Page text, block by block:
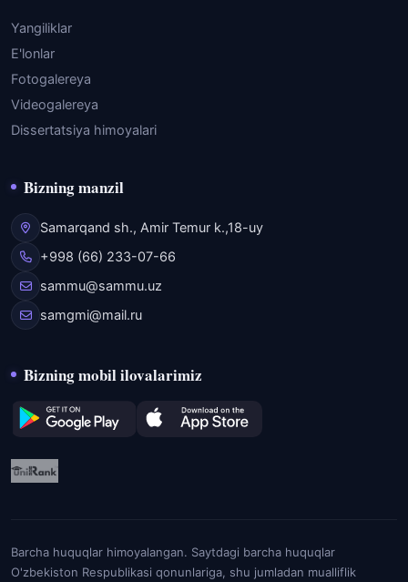
Yangiliklar
E'lonlar
Fotogalereya
Videogalereya
Dissertatsiya himoyalari
Bizning manzil
Samarqand sh., Amir Temur k.,18-uy
+998 (66) 233-07-66
sammu@sammu.uz
samgmi@mail.ru
Bizning mobil ilovalarimiz
Barcha huquqlar himoyalangan. Saytdagi barcha huquqlar
O'zbekiston Respublikasi qonunlariga, shu jumladan mualliflik